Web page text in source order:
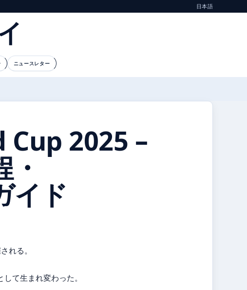
日本語
ニュースレター
2025 –
イド
れる。
て生まれ変わった。